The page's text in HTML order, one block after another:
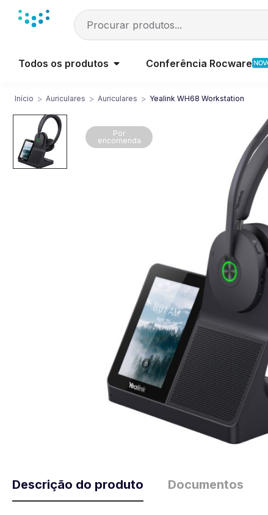
Todos os produtos Conferência Rocware
Início > Auriculares > Auriculares > Yealink WH68 Workstation
Por
encomenda
Descrição do produto Documentos